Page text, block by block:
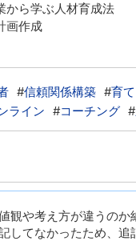
ら学ぶ人材育成法
作成
#信頼関係構築 #育
ライン #コーチング #
観や考え方が違うの
してなかったため、追